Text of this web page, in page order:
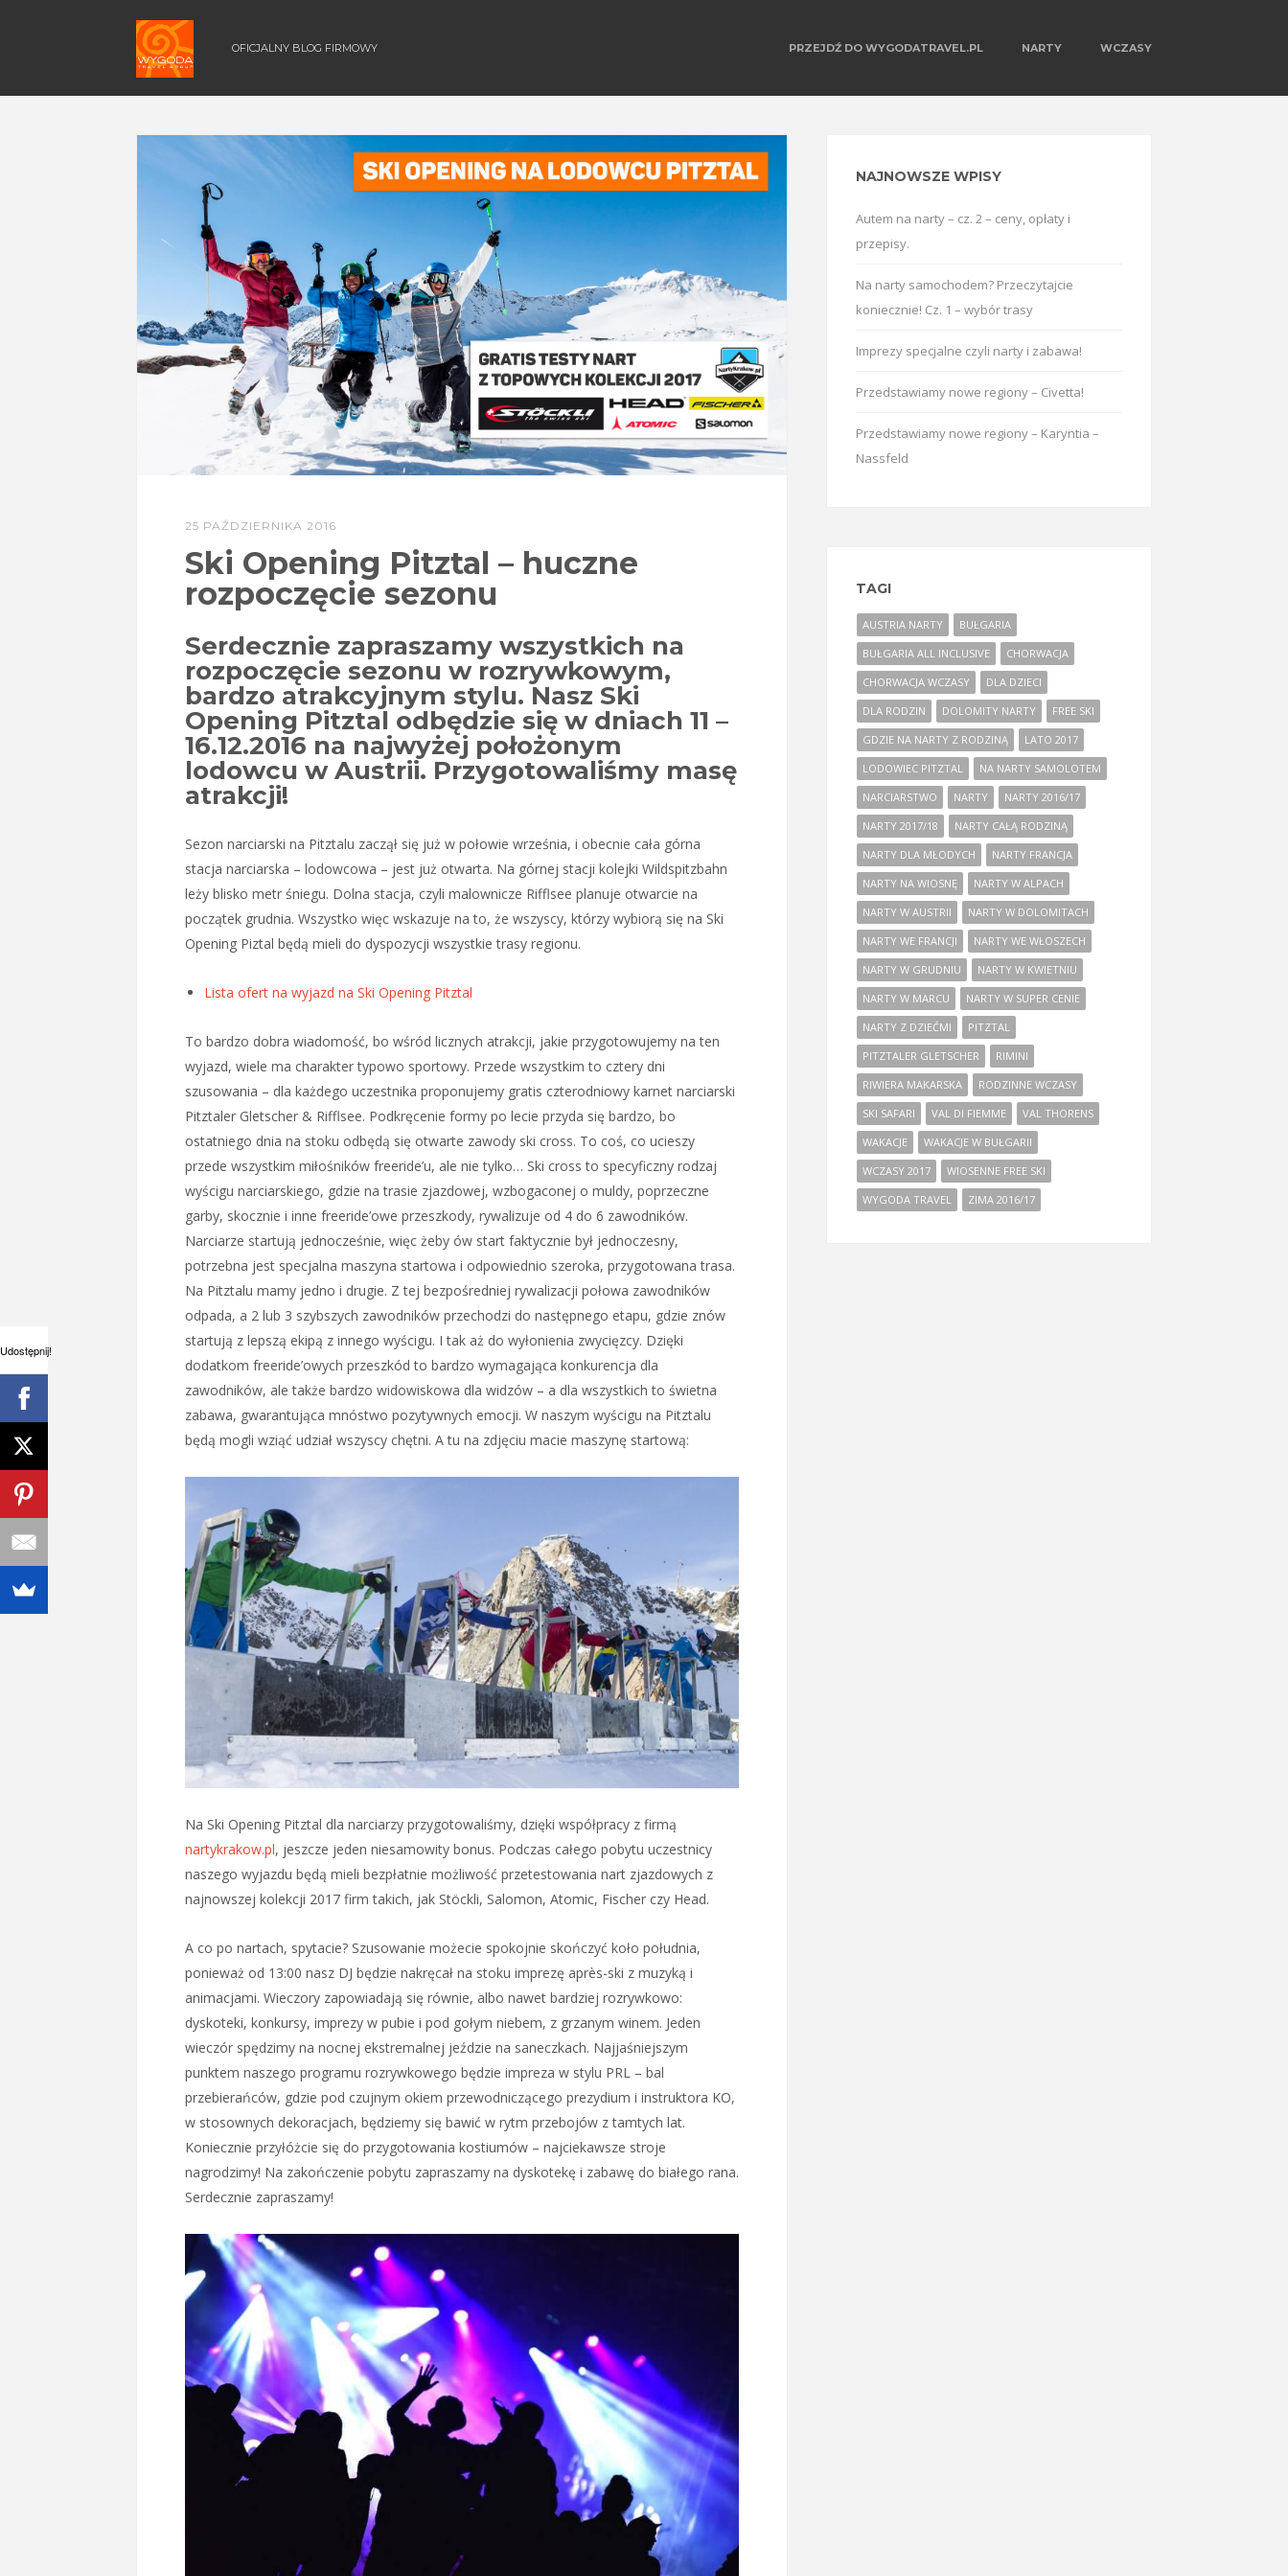
OFICJALNY BLOG FIRMOWY PRZEJDŹ DO WYGODATRAVEL.PL NARTY WCZASY
25 PAŹDZIERNIKA 2016
Ski Opening Pitztal – huczne
rozpoczęcie sezonu
Serdecznie zapraszamy wszystkich na
rozpoczęcie sezonu w rozrywkowym,
bardzo atrakcyjnym stylu. Nasz Ski
Opening Pitztal odbędzie się w dniach 11 –
16.12.2016 na najwyżej położonym
lodowcu w Austrii. Przygotowaliśmy masę
atrakcji!
Sezon narciarski na Pitztalu zaczął się już w połowie września, i obecnie cała górna
stacja narciarska – lodowcowa – jest już otwarta. Na górnej stacji kolejki Wildspitzbahn
leży blisko metr śniegu. Dolna stacja, czyli malownicze Rifflsee planuje otwarcie na
początek grudnia. Wszystko więc wskazuje na to, że wszyscy, którzy wybiorą się na Ski
Opening Piztal będą mieli do dyspozycji wszystkie trasy regionu.
Lista ofert na wyjazd na Ski Opening Pitztal
To bardzo dobra wiadomość, bo wśród licznych atrakcji, jakie przygotowujemy na ten
wyjazd, wiele ma charakter typowo sportowy. Przede wszystkim to cztery dni
szusowania – dla każdego uczestnika proponujemy gratis czterodniowy karnet narciarski
Pitztaler Gletscher & Rifflsee. Podkręcenie formy po lecie przyda się bardzo, bo
ostatniego dnia na stoku odbędą się otwarte zawody ski cross. To coś, co ucieszy
przede wszystkim miłośników freeride’u, ale nie tylko… Ski cross to specyficzny rodzaj
wyścigu narciarskiego, gdzie na trasie zjazdowej, wzbogaconej o muldy, poprzeczne
garby, skocznie i inne freeride’owe przeszkody, rywalizuje od 4 do 6 zawodników.
Narciarze startują jednocześnie, więc żeby ów start faktycznie był jednoczesny,
potrzebna jest specjalna maszyna startowa i odpowiednio szeroka, przygotowana trasa.
Na Pitztalu mamy jedno i drugie. Z tej bezpośredniej rywalizacji połowa zawodników
odpada, a 2 lub 3 szybszych zawodników przechodzi do następnego etapu, gdzie znów
startują z lepszą ekipą z innego wyścigu. I tak aż do wyłonienia zwycięzcy. Dzięki
dodatkom freeride’owych przeszkód to bardzo wymagająca konkurencja dla
zawodników, ale także bardzo widowiskowa dla widzów – a dla wszystkich to świetna
zabawa, gwarantująca mnóstwo pozytywnych emocji. W naszym wyścigu na Pitztalu
będą mogli wziąć udział wszyscy chętni. A tu na zdjęciu macie maszynę startową:
Na Ski Opening Pitztal dla narciarzy przygotowaliśmy, dzięki współpracy z firmą
nartykrakow.pl, jeszcze jeden niesamowity bonus. Podczas całego pobytu uczestnicy
naszego wyjazdu będą mieli bezpłatnie możliwość przetestowania nart zjazdowych z
najnowszej kolekcji 2017 firm takich, jak Stöckli, Salomon, Atomic, Fischer czy Head.
A co po nartach, spytacie? Szusowanie możecie spokojnie skończyć koło południa,
ponieważ od 13:00 nasz DJ będzie nakręcał na stoku imprezę après-ski z muzyką i
animacjami. Wieczory zapowiadają się równie, albo nawet bardziej rozrywkowo:
dyskoteki, konkursy, imprezy w pubie i pod gołym niebem, z grzanym winem. Jeden
wieczór spędzimy na nocnej ekstremalnej jeździe na saneczkach. Najjaśniejszym
punktem naszego programu rozrywkowego będzie impreza w stylu PRL – bal
przebierańców, gdzie pod czujnym okiem przewodniczącego prezydium i instruktora KO,
w stosownych dekoracjach, będziemy się bawić w rytm przebojów z tamtych lat.
Koniecznie przyłóżcie się do przygotowania kostiumów – najciekawsze stroje
nagrodzimy! Na zakończenie pobytu zapraszamy na dyskotekę i zabawę do białego rana.
Serdecznie zapraszamy!
NAJNOWSZE WPISY
Autem na narty – cz. 2 – ceny, opłaty i
przepisy.
Na narty samochodem? Przeczytajcie
koniecznie! Cz. 1 – wybór trasy
Imprezy specjalne czyli narty i zabawa!
Przedstawiamy nowe regiony – Civetta!
Przedstawiamy nowe regiony – Karyntia –
Nassfeld
TAGI
AUSTRIA NARTY
BUŁGARIA
BUŁGARIA ALL INCLUSIVE
CHORWACJA
CHORWACJA WCZASY
DLA DZIECI
DLA RODZIN
DOLOMITY NARTY
FREE SKI
GDZIE NA NARTY Z RODZINĄ
LATO 2017
LODOWIEC PITZTAL
NA NARTY SAMOLOTEM
NARCIARSTWO
NARTY
NARTY 2016/17
NARTY 2017/18
NARTY CAŁĄ RODZINĄ
NARTY DLA MŁODYCH
NARTY FRANCJA
NARTY NA WIOSNĘ
NARTY W ALPACH
NARTY W AUSTRII
NARTY W DOLOMITACH
NARTY WE FRANCJI
NARTY WE WŁOSZECH
NARTY W GRUDNIU
NARTY W KWIETNIU
NARTY W MARCU
NARTY W SUPER CENIE
NARTY Z DZIEĆMI
PITZTAL
PITZTALER GLETSCHER
RIMINI
RIWIERA MAKARSKA
RODZINNE WCZASY
SKI SAFARI
VAL DI FIEMME
VAL THORENS
WAKACJE
WAKACJE W BUŁGARII
WCZASY 2017
WIOSENNE FREE SKI
WYGODA TRAVEL
ZIMA 2016/17
Udostępnij!